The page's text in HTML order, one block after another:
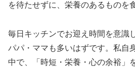
を待たせずに、栄養のあるものを
毎日キッチンでお迎え時間を意識
パパ・ママも多いはずです。私自
中で、「時短・栄養・心の余裕」